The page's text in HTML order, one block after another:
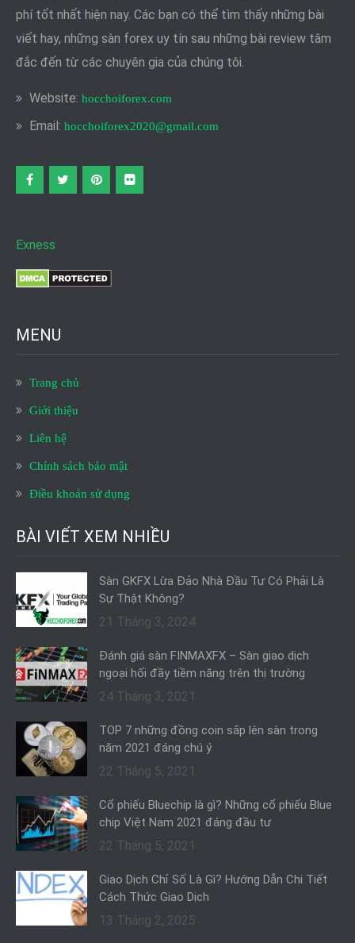
phí tốt nhất hiện nay. Các bạn có thể tìm thấy những bài
viết hay, những sàn forex uy tín sau những bài review tâm
đắc đến từ các chuyên gia của chúng tôi.
Website: hocchoiforex.com
Email: hocchoiforex2020@gmail.com
Exness
MENU
Trang chủ
Giới thiệu
Liên hệ
Chính sách bảo mật
Điều khoản sử dụng
BÀI VIẾT XEM NHIỀU
Sàn GKFX Lừa Đảo Nhà Đầu Tư Có Phải Là
Sự Thật Không?
21 Tháng 3, 2024
Đánh giá sàn FINMAXFX – Sàn giao dịch
ngoại hối đầy tiềm năng trên thị trường
24 Tháng 3, 2021
TOP 7 những đồng coin sắp lên sàn trong
năm 2021 đáng chú ý
22 Tháng 5, 2021
Cổ phiếu Bluechip là gì? Những cổ phiếu Blue
chip Việt Nam 2021 đáng đầu tư
22 Tháng 5, 2021
Giao Dịch Chỉ Số Là Gì? Hướng Dẫn Chi Tiết
Cách Thức Giao Dịch
13 Tháng 2, 2025